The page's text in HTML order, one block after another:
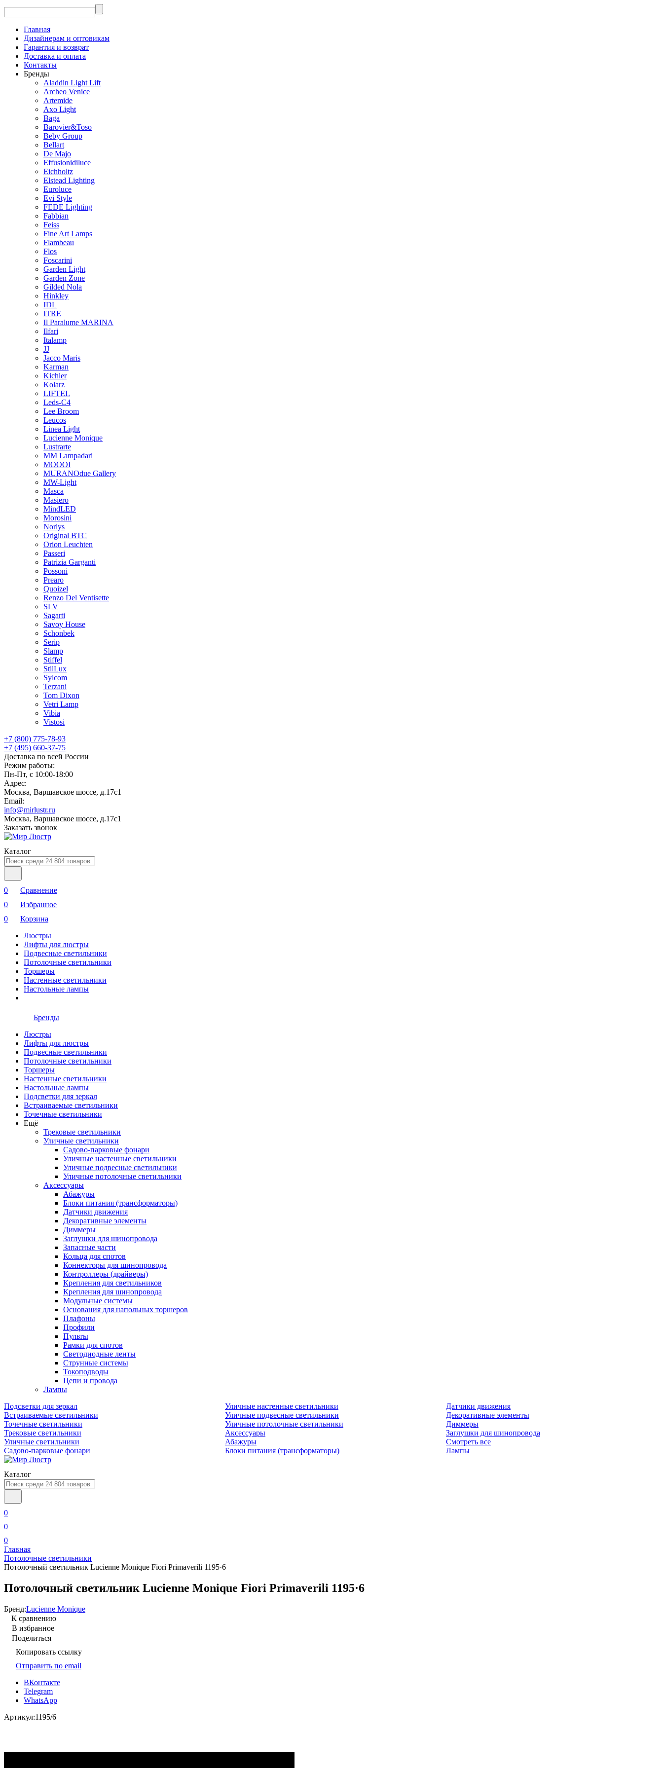
Главная
Дизайнерам и оптовикам
Гарантия и возврат
Доставка и оплата
Контакты
Бренды
Aladdin Light Lift
Archeo Venice
Artemide
Axo Light
Baga
Barovier&Toso
Beby Group
Bellart
De Majo
Effusionidiluce
Eichholtz
Elstead Lighting
Euroluce
Evi Style
FEDE Lighting
Fabbian
Feiss
Fine Art Lamps
Flambeau
Flos
Foscarini
Garden Light
Garden Zone
Gilded Nola
Hinkley
IDL
ITRE
Il Paralume MARINA
Ilfari
Italamp
JJ
Jacco Maris
Karman
Kichler
Kolarz
LIFTEL
Leds-C4
Lee Broom
Leucos
Linea Light
Lucienne Monique
Lustrarte
MM Lampadari
MOOOI
MURANOdue Gallery
MW-Light
Masca
Masiero
MindLED
Morosini
Norlys
Original BTC
Orion Leuchten
Passeri
Patrizia Garganti
Possoni
Prearo
Quoizel
Renzo Del Ventisette
SLV
Sagarti
Savoy House
Schonbek
Serip
Slamp
Stiffel
StilLux
Sylcom
Terzani
Tom Dixon
Vetri Lamp
Vibia
Vistosi
+7 (800) 775-78-93
+7 (495) 660-37-75
Доставка по всей России
Режим работы:
Пн-Пт, с 10:00-18:00
Адрес:
Москва, Варшавское шоссе, д.17c1
Email:
info@mirlustr.ru
Москва, Варшавское шоссе, д.17c1
Заказать звонок
Каталог
0
Сравнение
0
Избранное
0
Корзина
Люстры
Лифты для люстры
Подвесные светильники
Потолочные светильники
Торшеры
Настенные светильники
Настольные лампы
Бренды
Люстры
Лифты для люстры
Подвесные светильники
Потолочные светильники
Торшеры
Настенные светильники
Настольные лампы
Подсветки для зеркал
Встраиваемые светильники
Точечные светильники
Ещё
Трековые светильники
Уличные светильники
Садово-парковые фонари
Уличные настенные светильники
Уличные подвесные светильники
Уличные потолочные светильники
Аксессуары
Абажуры
Блоки питания (трансформаторы)
Датчики движения
Декоративные элементы
Диммеры
Заглушки для шинопровода
Запасные части
Кольца для спотов
Коннекторы для шинопровода
Контроллеры (драйверы)
Крепления для светильников
Крепления для шинопровода
Модульные системы
Основания для напольных торшеров
Плафоны
Профили
Пульты
Рамки для спотов
Светодиодные ленты
Струнные системы
Токоподводы
Цепи и провода
Лампы
Подсветки для зеркал
Встраиваемые светильники
Точечные светильники
Трековые светильники
Уличные светильники
Садово-парковые фонари
Уличные настенные светильники
Уличные подвесные светильники
Уличные потолочные светильники
Аксессуары
Абажуры
Блоки питания (трансформаторы)
Датчики движения
Декоративные элементы
Диммеры
Заглушки для шинопровода
Смотреть все
Лампы
Каталог
0
0
0
Главная
Потолочные светильники
Потолочный светильник Lucienne Monique Fiori Primaverili 1195·6
Потолочный светильник Lucienne Monique Fiori Primaverili 1195·6
Бренд:Lucienne Monique
К сравнению
В избранное
Поделиться
Копировать ссылку
Отправить по email
ВКонтакте
Telegram
WhatsApp
Артикул:1195/6